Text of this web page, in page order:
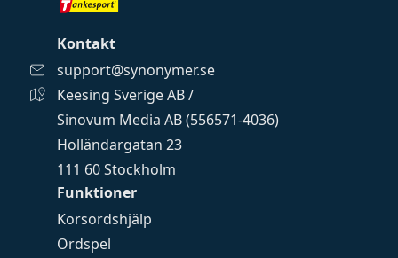
Funktioner
Korsordshjälp
Ordspel
Kontakt
support@synonymer.se
Keesing Sverige AB /
Sinovum Media AB (556571-4036)
Holländargatan 23
111 60 Stockholm